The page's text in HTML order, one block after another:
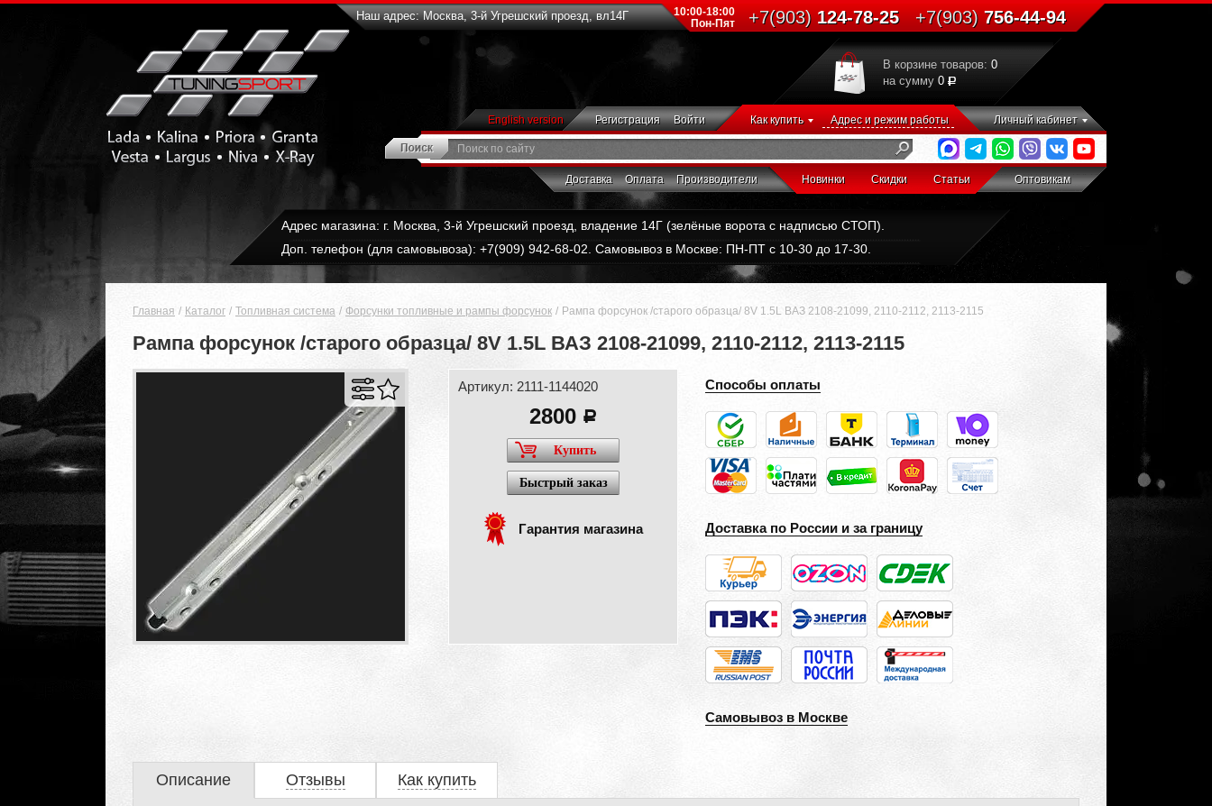
Наш адрес: Москва, 3-й Угрешский проезд, вл14Г
10:00-18:00
Пон-Пят
+7(903)124-78-25 +7(903)756-44-94
В корзине товаров: 0
на сумму 0
English version Регистрация Войти Как купить Адрес и режим работы Личный кабинет
Доставка Оплата Производители Новинки Скидки Статьи Оптовикам
Адрес магазина: г. Москва, 3-й Угрешский проезд, владение 14Г (зелёные ворота с надписью СТОП).
Доп. телефон (для самовывоза): +7(909) 942-68-02. Самовывоз в Москве: ПН-ПТ с 10-30 до 17-30.
Главная Каталог Топливная система Форсунки топливные и рампы форсунок Рампа форсунок /старого образца/ 8V 1.5L ВАЗ 2108-21099, 2110-2112, 2113-2115
Рампа форсунок /старого образца/ 8V 1.5L ВАЗ 2108-21099, 2110-2112, 2113-2115
Артикул: 2111-1144020
2800 a
Купить
Быстрый заказ
Гарантия магазина
Способы оплаты
Доставка по России и за границу
Самовывоз в Москве
Описание Отзывы Как купить